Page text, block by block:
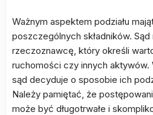
Ważnym aspektem podziału
poszczególnych składników.
rzeczoznawcę, który określi
ruchomości czy innych aktywów.
sąd decyduje o sposobie ich
Należy pamiętać, że
może być długotrwałe i